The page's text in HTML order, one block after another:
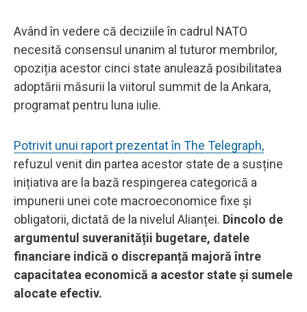
Având în vedere că deciziile în cadrul NATO
necesită consensul unanim al tuturor membrilor,
opoziția acestor cinci state anulează posibilitatea
adoptării măsurii la viitorul summit de la Ankara,
programat pentru luna iulie.
Potrivit unui raport prezentat în The Telegraph,
refuzul venit din partea acestor state de a susține
inițiativa are la bază respingerea categorică a
impunerii unei cote macroeconomice fixe și
obligatorii, dictată de la nivelul Alianței. Dincolo de
argumentul suveranității bugetare, datele
financiare indică o discrepanță majoră între
capacitatea economică a acestor state și sumele
alocate efectiv.